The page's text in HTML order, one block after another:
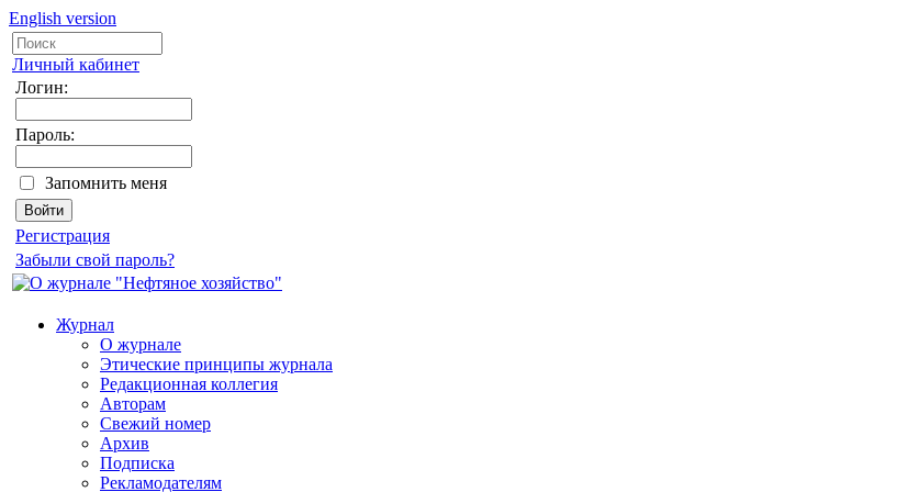
English version
Личный кабинет
Логин:
Пароль:
Запомнить меня
Регистрация
Забыли свой пароль?
Журнал
О журнале
Этические принципы журнала
Редакционная коллегия
Авторам
Свежий номер
Архив
Подписка
Рекламодателям